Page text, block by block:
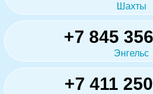
Шахты
+7 845
Энгельс
+7 411